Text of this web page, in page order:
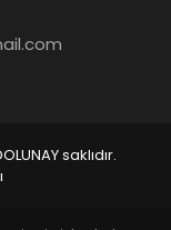
saklıdır.